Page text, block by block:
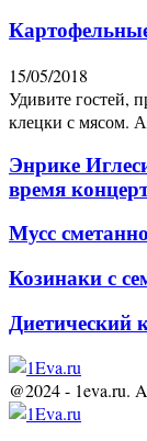
15/05/2018
Удивите гостей,
клецки с мясом. А
Энрике
время
Мусс
Козинаки с
Диетический
@2024 - 1eva.ru.